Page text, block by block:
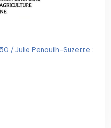
/ Julie Penouilh-Suzette :